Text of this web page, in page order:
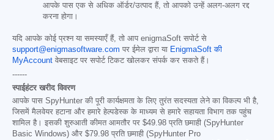
आपके पास एक से अधिक ऑर्डर/उत्पाद हैं, तो आपको उन्हें अलग-अलग रद्द
करना होगा।
यदि आपके कोई प्रश्न या समस्याएँ हैं, तो आप enigmaSoft सपोर्ट से
support@enigmasoftware.com पर ईमेल द्वारा या EnigmaSoft की
MyAccount वेबसाइट पर सपोर्ट टिकट खोलकर संपर्क कर सकते हैं।
------
स्पाईहंटर खरीद विवरण
आपके पास SpyHunter की पूरी कार्यक्षमता के लिए तुरंत सदस्यता लेने का विकल्प भी है,
जिसमें मैलवेयर हटाना और हमारे हेल्पडेस्क के माध्यम से हमारे सहायता विभाग तक पहुंच
शामिल है। इसकी शुरुआती कीमत आमतौर पर $49.98 प्रति छमाही (SpyHunter
Basic Windows) और $79.98 प्रति छमाही (SpyHunter Pro